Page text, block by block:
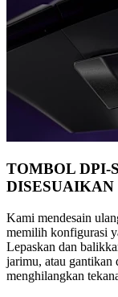
TOMBOL DPI-
DISESUAIKAN
Kami mendesain
memilih konfigurasi
Lepaskan dan
jarimu, atau gantikan
menghilangkan